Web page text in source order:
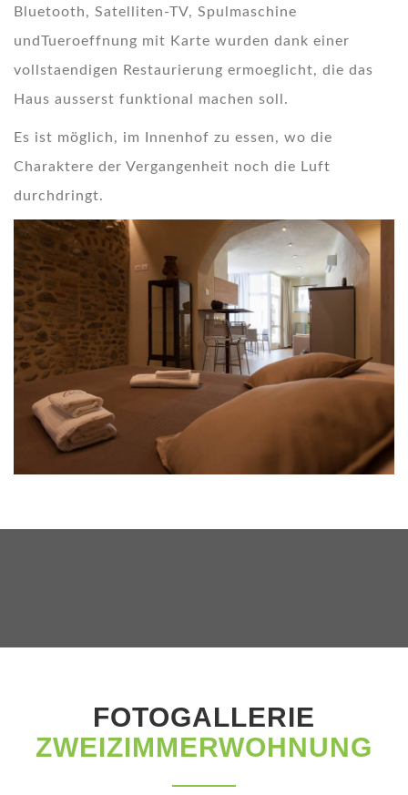
Bluetooth, Satelliten-TV, Spulmaschine
undTueroeffnung mit Karte wurden dank einer
vollstaendigen Restaurierung ermoeglicht, die das
Haus ausserst funktional machen soll.
Es ist möglich, im Innenhof zu essen, wo die
Charaktere der Vergangenheit noch die Luft
durchdringt.
FOTOGALLERIE
ZWEIZIMMERWOHNUNG